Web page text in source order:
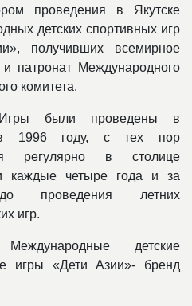
проведения в Якутске
детских спортивных игр
получивших всемирное
и патронат Международного
комитета.
были проведены в
в 1996 году, с тех пор
регулярно в столице
каждые четыре года и за
проведения летних
игр.
детские
игры «Дети Азии»- бренд